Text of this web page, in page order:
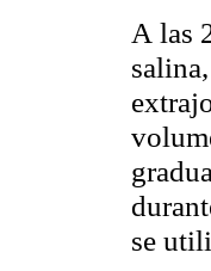
A las
se